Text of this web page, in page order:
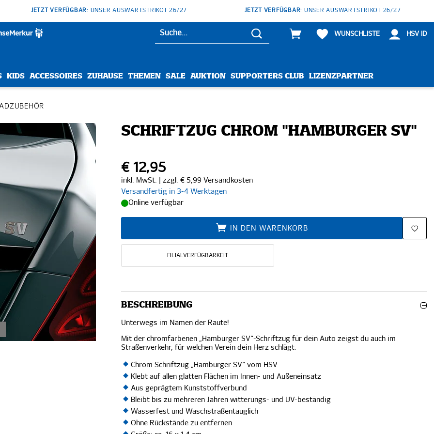
JETZT VERFÜGBAR: UNSER AUSWÄRTSTRIKOT 26/27 JETZT VERFÜGBAR: UNSER AUSWÄRTSTRIKOT 26/27
WUNSCHLISTE HSV ID
KIDS ACCESSOIRES ZUHAUSE THEMEN SALE AUKTION SUPPORTERS CLUB LIZENZPARTNER
SCHRIFTZUG CHROM "HAMBURGER SV"
€ 12,95
inkl. MwSt. | zzgl. € 5,99 Versandkosten
Versandfertig in 3-4 Werktagen
Online verfügbar
IN DEN WARENKORB
FILIALVERFÜGBARKEIT
BESCHREIBUNG
Unterwegs im Namen der Raute!
Mit der chromfarbenen „Hamburger SV“-Schriftzug für dein Auto zeigst du auch im
Straßenverkehr, für welchen Verein dein Herz schlägt.
Chrom Schriftzug „Hamburger SV“ vom HSV
Klebt auf allen glatten Flächen im Innen- und Außeneinsatz
Aus geprägtem Kunststoffverbund
Bleibt bis zu mehreren Jahren witterungs- und UV-beständig
Wasserfest und Waschstraßentauglich
Ohne Rückstände zu entfernen